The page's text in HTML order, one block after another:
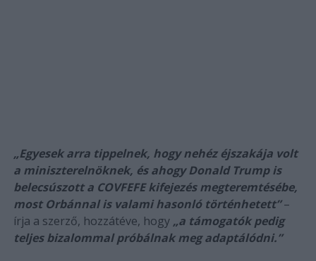
„Egyesek arra tippelnek, hogy nehéz éjszakája volt
a miniszterelnöknek, és ahogy Donald Trump is
belecsúszott a COVFEFE kifejezés megteremtésébe,
most Orbánnal is valami hasonló történhetett”–
írja a szerző, hozzátéve, hogy „a támogatók pedig
teljes bizalommal próbálnak meg adaptálódni.”